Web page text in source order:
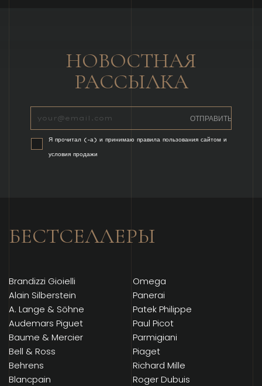
НОВОСТНАЯ
РАССЫЛКА
Я прочитал (-а) и принимаю правила пользования сайтом и
условия продажи
БЕСТСЕЛЛЕРЫ
Brandizzi Gioielli
Alain Silberstein
A. Lange & Söhne
Audemars Piguet
Baume & Mercier
Bell & Ross
Behrens
Blancpain
Omega
Panerai
Patek Philippe
Paul Picot
Parmigiani
Piaget
Richard Mille
Roger Dubuis